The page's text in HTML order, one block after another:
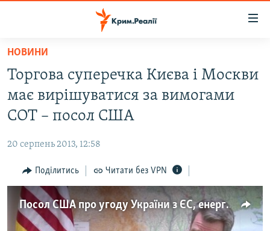
Перейти
основного
матеріалу
Перейти
до
основної
навігації
Перейти
до
пошуку
ВОДА.КРИМ
ВІДЕО ТА ФОТО
БЛОГИ
ПОГЛЯД
ІНТЕРВ'Ю
ВСЕ ЗА ДЕНЬ
НОВИНИ
Торгова суперечка Києва і Москви
має вирішуватися за вимогами
СОТ – посол США
20 серпень 2013, 12:58
Поділитись Читати без VPN
Посол США про угоду України з ЄС, енергетику та ЛГБТ